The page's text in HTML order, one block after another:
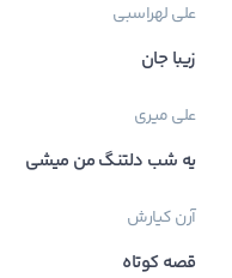
علی لهراسبی
زیبا جان
علی میری
یه شب دلتنگ من میشی
آرنکیارش
قصه کوتاه